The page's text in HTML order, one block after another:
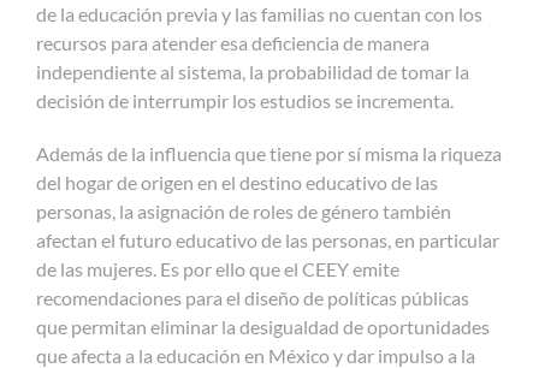
de la educación previa y las familias no cuentan con los
recursos para atender esa deficiencia de manera
independiente al sistema, la probabilidad de tomar la
decisión de interrumpir los estudios se incrementa.
Además de la influencia que tiene por sí misma la riqueza
del hogar de origen en el destino educativo de las
personas, la asignación de roles de género también
afectan el futuro educativo de las personas, en particular
de las mujeres. Es por ello que el CEEY emite
recomendaciones para el diseño de políticas públicas
que permitan eliminar la desigualdad de oportunidades
que afecta a la educación en México y dar impulso a la